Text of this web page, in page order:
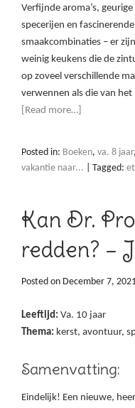
Verfijnde aroma’s, geurige
specerijen en fascinerende
smaakcombinaties – er
weinig keukens die de
op zoveel verschillende
verwennen als die van
[Read more…]
Posted in: Boeken, va. 8 jaar,
vakantie naar...
Tagged:
Kan Dr.
redden? –
Posted on December 7,
Leeftijd: Va. 10 jaar
Thema: kerst, avontuur,
Samenvatting:
Eindelijk! Een nieuwe,